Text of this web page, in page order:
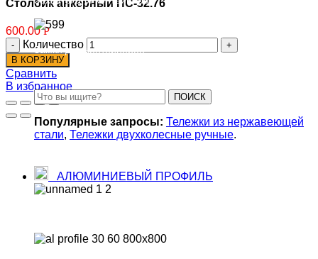
Замки для контейнеров
ПОИСК
Популярные запросы: Тележки из нержавеющей
стали, Тележки двухколесные ручные.
АЛЮМИНИЕВЫЙ ПРОФИЛЬ
Столбик анкерный ПС-32.76
600.00Р
Количество
В КОРЗИНУ
Сравнить
В избранное